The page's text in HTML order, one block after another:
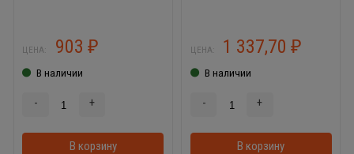
ЦЕНА: 903 ₽
В наличии
- +
В корзину В корзинке
ЦЕНА: 1 337,70₽
В наличии
- +
В корзину